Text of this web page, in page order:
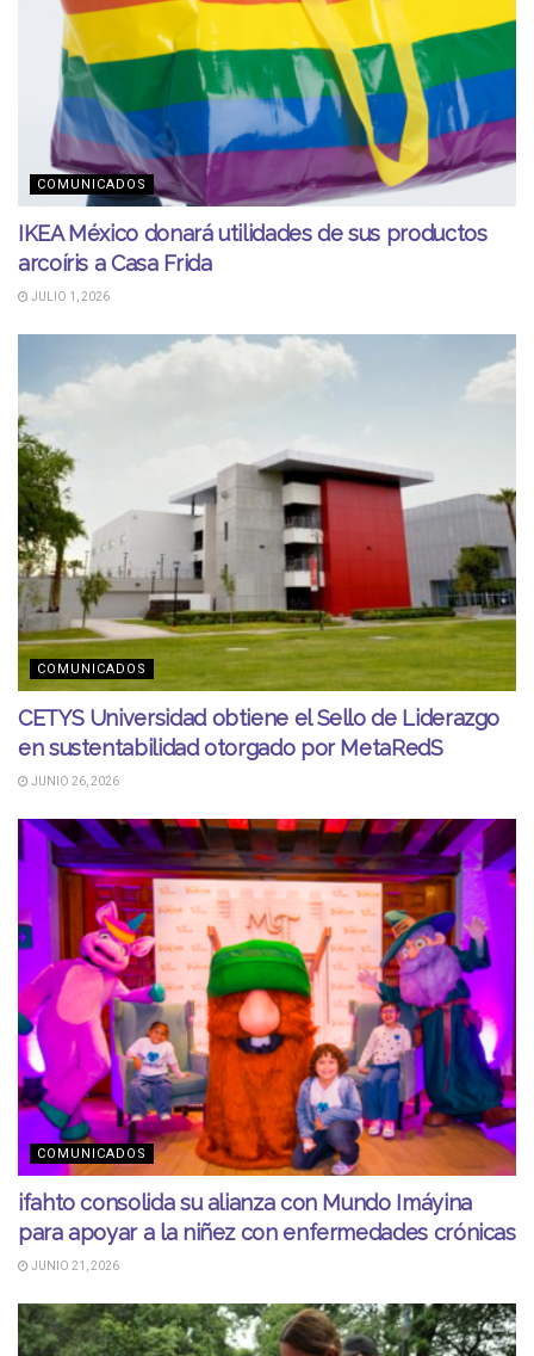
COMUNICADOS
IKEA México donará utilidades de sus productos
arcoíris a Casa Frida
JULIO 1, 2026
COMUNICADOS
CETYS Universidad obtiene el Sello de Liderazgo
en sustentabilidad otorgado por MetaRedS
JUNIO 26, 2026
COMUNICADOS
ifahto consolida su alianza con Mundo Imáyina
para apoyar a la niñez con enfermedades crónicas
JUNIO 21, 2026